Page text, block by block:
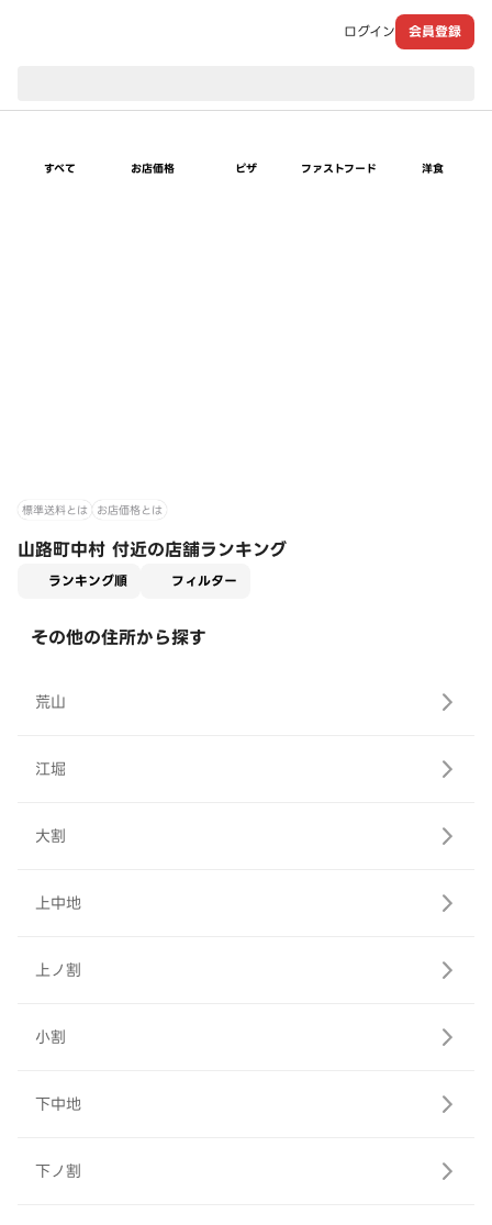
ログイン 会員登録
すべて お店価格 ピザ ファストフード 洋食
標準送料とは お店価格とは
山路町中村 付近の店舗ランキング
ランキング順 フィルター
その他の住所から探す
荒山
江堀
大割
上中地
上ノ割
小割
下中地
下ノ割